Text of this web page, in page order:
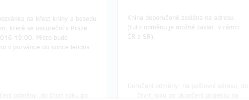
na křest knihy a besedu
které se uskuteční v Praze
19:00. Místo bude
v pozvánce do konce lendna
Kniha doporučeně zaslána na adresu.
(tuto odměnu je možné zaslat v rámci
ČR a SR).